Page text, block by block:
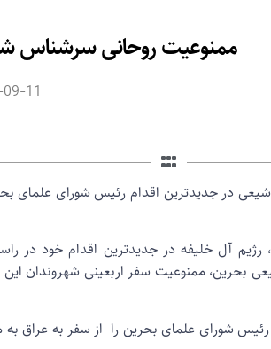
ممنوعیت روحانی سرشناس
11
در جدیدترین اقدام رئیس شورای علمای
، رژیم آل خلیفه در جدیدترین اقدام خود در
بحرین، ممنوعیت سفر اربعینی شهروندان این
شورای علمای بحرین را از سفر به عراق به